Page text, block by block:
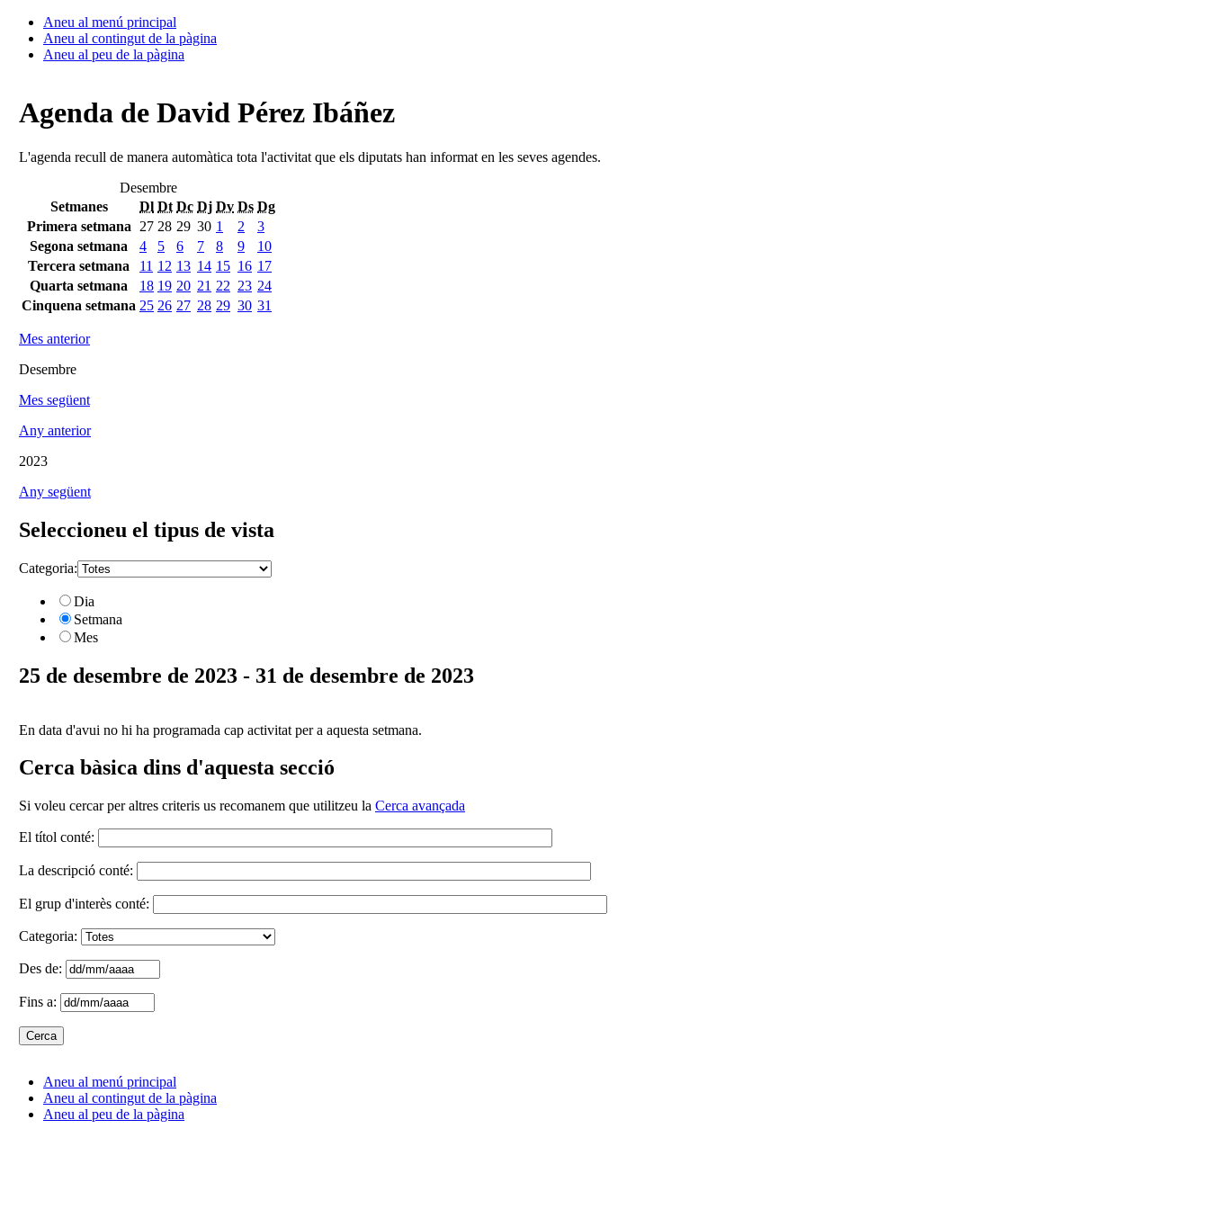
Aneu al menú principal
Aneu al contingut de la pàgina
Aneu al peu de la pàgina
Agenda de David Pérez Ibáñez
L'agenda recull de manera automàtica tota l'activitat que els diputats han informat en les seves agendes.
Desembre
Setmanes
Dl Dt Dc Dj Dv Ds Dg
Primera setmana
27 28 29 30 1 2
3
Segona setmana
4 5 6 7 8 9
10
Tercera setmana
11 12 13 14 15 16 17
Quarta setmana
18 19 20 21 22 23 24
Cinquena setmana 25 26 27 28 29 30 31
Mes anterior
Desembre
Mes següent
Any anterior
2023
Any següent
Seleccioneu el tipus de vista
Categoria:
Dia
Setmana
Mes
25 de desembre de 2023 - 31 de desembre de 2023
En data d'avui no hi ha programada cap activitat per a aquesta setmana.
Cerca bàsica dins d'aquesta secció
Si voleu cercar per altres criteris us recomanem que utilitzeu la Cerca avançada
El títol conté:
La descripció conté:
El grup d'interès conté:
Categoria:
Des de:
Fins a:
Aneu al menú principal
Aneu al contingut de la pàgina
Aneu al peu de la pàgina